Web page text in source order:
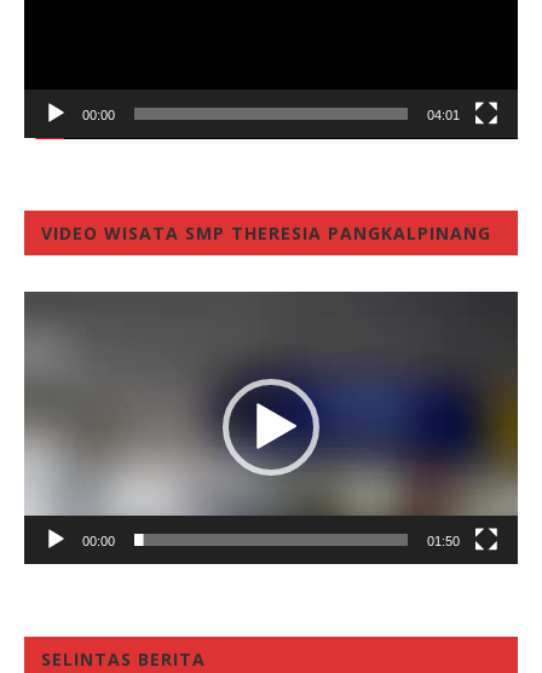
00:00 04:01
VIDEO WISATA SMP THERESIA PANGKALPINANG
00:00 01:50
SELINTAS BERITA